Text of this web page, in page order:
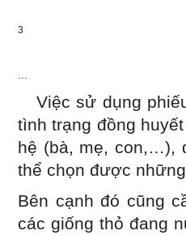
3
…
Việc sử dụng
tình trạng đồng
hệ (bà, mẹ, con,…),
thể chọn được
Bên cạnh đó cũng
các giống thỏ đang